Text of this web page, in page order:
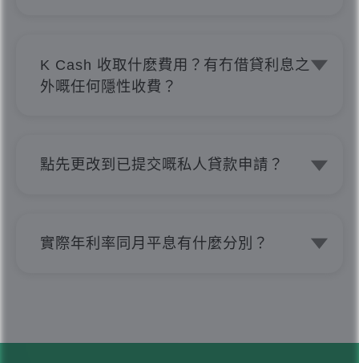
級就拒絕申請貸款。過往我哋亦成功批出
信貸評級是I嘅個案。
K Cash 收取什麽費用？有冇借貸利息之
外嘅任何隱性收費？
被拒絕或授予貸款，只要最終無接納貸
費。我哋絕對無任何借貸利息之外的隱性
收費，所有條款透明度極高。所見即所
點先更改到已提交嘅私人貸款申請？
限或更改個人資料，
實際年利率同月平息有什麼分別？
體還款開支。因此，比較不同貸款方案